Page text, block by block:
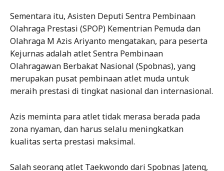
Sementara itu, Asisten Deputi Sentra Pembinaan
Olahraga Prestasi (SPOP) Kementrian Pemuda dan
Olahraga M Azis Ariyanto mengatakan, para peserta
Kejurnas adalah atlet Sentra Pembinaan
Olahragawan Berbakat Nasional (Spobnas), yang
merupakan pusat pembinaan atlet muda untuk
meraih prestasi di tingkat nasional dan internasional.
Azis meminta para atlet tidak merasa berada pada
zona nyaman, dan harus selalu meningkatkan
kualitas serta prestasi maksimal.
Salah seorang atlet Taekwondo dari Spobnas Jateng,